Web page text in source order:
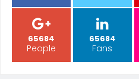
65684
People
65684
Fans